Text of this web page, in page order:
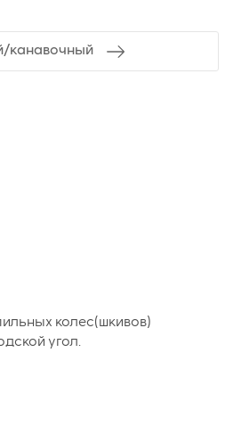
канавочный
колес(шкивов)
угол.